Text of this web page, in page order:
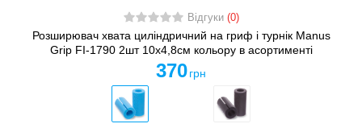
Відгуки (0)
Розширювач хвата циліндричний на гриф і турнік Manus
Grip FI-1790 2шт 10х4,8см кольору в асортименті
370 грн